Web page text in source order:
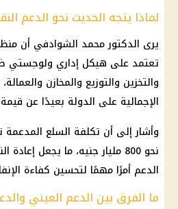
لماذا يتجه الحديث نحو الدعم
يرى الدكتور محمد الشوادفي أن
تعتمد على هيكل إداري ولوجستي
والتخزين والتوزيع والمخازن
الإجمالية على الدولة بعيدًا عن
وأشار إلى أن تكلفة السلع المدعمة
نحو 800 مليار جنيه، ما يجعل
الدعم أمرًا مهمًا لتحسين كفاءة
ما الفرق بين الدعم العيني